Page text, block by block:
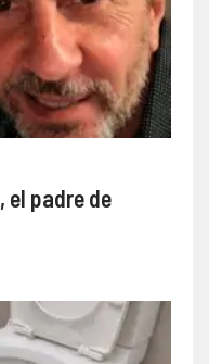
el padre de